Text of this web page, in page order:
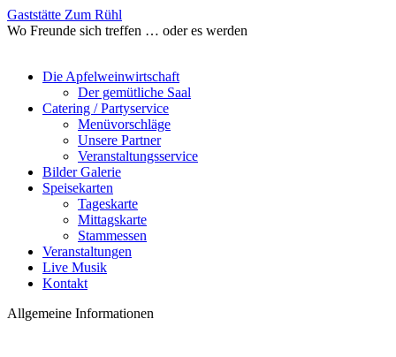
Gaststätte Zum Rühl
Wo Freunde sich treffen … oder es werden
Die Apfelweinwirtschaft
Der gemütliche Saal
Catering / Partyservice
Menüvorschläge
Unsere Partner
Veranstaltungsservice
Bilder Galerie
Speisekarten
Tageskarte
Mittagskarte
Stammessen
Veranstaltungen
Live Musik
Kontakt
Allgemeine Informationen